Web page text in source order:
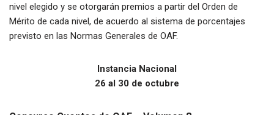
nivel elegido y se otorgarán premios a partir del Orden de
Mérito de cada nivel, de acuerdo al sistema de porcentajes
previsto en las Normas Generales de OAF.
Instancia Nacional
26 al 30 de octubre